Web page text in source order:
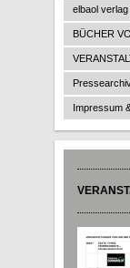
elbaol
BÜCHER
Impressum